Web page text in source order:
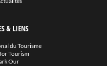
& LIENS
du Tourisme
Tourism
Our